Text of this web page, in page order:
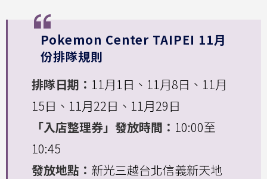
Pokemon Center TAIPEI 11月
份排隊規則
排隊日期： 11月1日、11月8日、11月
15日、11月22日、11月29日
「入店整理券」發放時間： 10:00至
10:45
發放地點： 新光三越台北信義新天地